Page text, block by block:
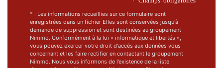
* : Les informations recueillies sur ce formulaire sont
enregistrées dans un fichier Elles sont conservées jusqu'à
demande de suppression et sont destinées au groupement
Nimmo. Conformément à la loi « informatique et libertés »,
vous pouvez exercer votre droit d'accès aux données vous
concernant et les faire rectifier en contactant le groupement
Nimmo. Nous vous informons de l’existence de la liste